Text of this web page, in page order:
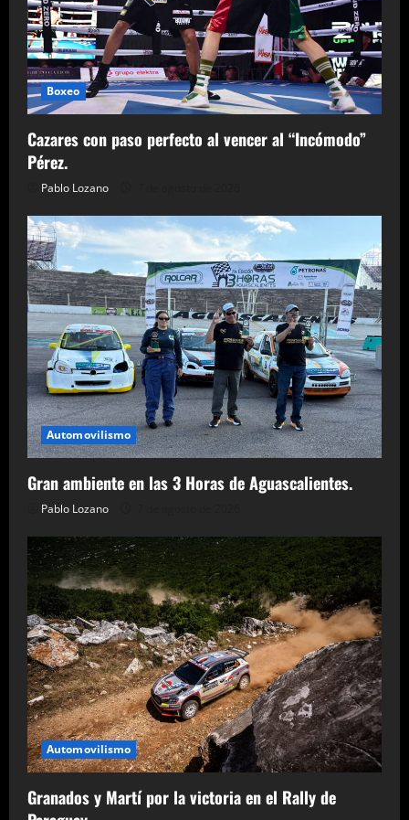
Boxeo
Cazares con paso perfecto al vencer al “Incómodo”
Pérez.
Pablo Lozano
Automovilismo
Gran ambiente en las 3 Horas de Aguascalientes.
Pablo Lozano
Automovilismo
Granados y Martí por la victoria en el Rally de